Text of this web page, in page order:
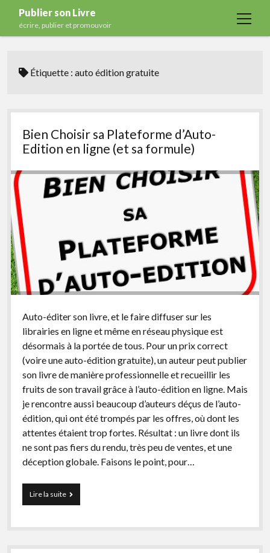
Publier son Livre
écrire, publier et promouvoir
open
Formations
Auto-édition
Ecriture
Actualités
A propos
Contact
facebookinstagramyoutubeemail-
form
Étiquette :auto édition gratuite
Bien Choisir sa Plateforme d’Auto-
Edition en ligne (et sa formule)
Auto-éditer son livre, et le faire diffuser sur les
librairies en ligne et même en réseau physique est
désormais à la portée de tous. Pour un prix correct
(voire une auto-édition gratuite), un auteur peut publier
son livre de manière professionnelle et recueillir les
fruits de son travail grâce à l’auto-édition en ligne. Mais
je rencontre aussi beaucoup d’auteurs déçus de l’auto-
édition, qui ont été trompés par les offres, où dont les
attentes étaient trop fortes. Résultat : un livre dont ils
ne sont pas fiers du rendu, très peu de ventes, et une
déception globale. Faisons le point, pour…
Lire la suiteBien
Choisir
Plateforme
Edition